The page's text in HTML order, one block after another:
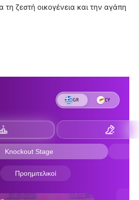
τη ζεστή οικογένεια και την αγάπη